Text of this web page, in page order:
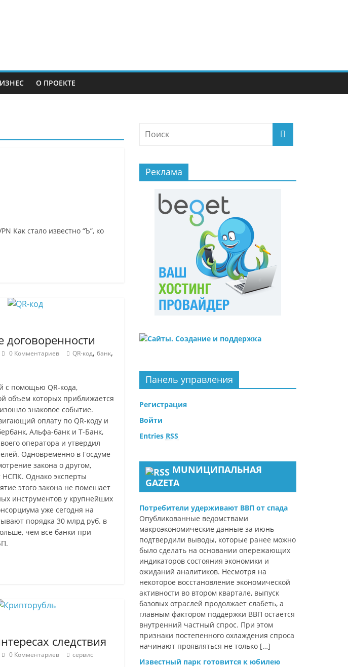
О ПРОЕКТЕ
Как стало известно “Ъ”, ко
договоренности
0 Комментариев QR-код,банк,
с помощью QR-кода,
объем которых приближается
знаковое событие.
оплату по QR-коду и
Альфа-банк и Т-Банк,
оператора и утвердил
Одновременно в Госдуме
закона о другом,
НСПК. Однако эксперты
этого закона не помешает
инструментов у крупнейших
уже сегодня на
порядка 30 млрд руб. в
чем все банки при
следствия
0 Комментариев сервис
Реклама
Панель управления
Регистрация
Войти
Entries RSS
MUNИЦИПАЛЬНАЯ
GAZЕТА
Потребители удерживают ВВП от спада
Опубликованные ведомствами
макроэкономические данные за июнь
подтвердили выводы, которые ранее можно
было сделать на основании опережающих
индикаторов состояния экономики и
ожиданий аналитиков. Несмотря на
некоторое восстановление экономической
активности во втором квартале, выпуск
базовых отраслей продолжает слабеть, а
главным фактором поддержки ВВП остается
внутренний частный спрос. При этом
признаки постепенного охлаждения спроса
начинают проявляться не только […]
Известный парк готовится к юбилею